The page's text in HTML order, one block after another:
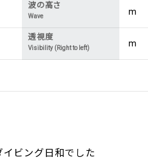
波の高さ
Wave m
透視度
Visibility (Right to left) m
ビング日和でした